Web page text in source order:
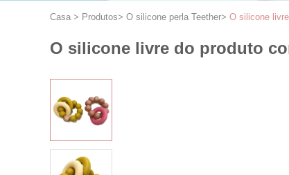
Casa > Produtos> O silicone perla Teether> O silicone
O silicone livre do produto